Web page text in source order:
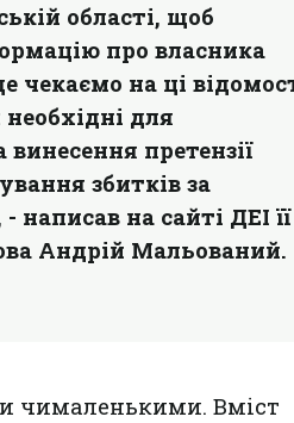
області, щоб
про власника
чекаємо на ці
для
претензії
збитків за
написав на сайті ДЕІ її
Андрій Мальований.
чималенькими. Вміст